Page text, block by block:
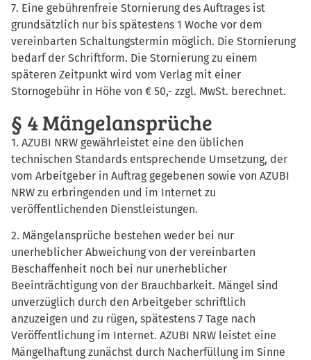
7. Eine gebührenfreie Stornierung des Auftrages ist
grundsätzlich nur bis spätestens 1 Woche vor dem
vereinbarten Schaltungstermin möglich. Die Stornierung
bedarf der Schriftform. Die Stornierung zu einem
späteren Zeitpunkt wird vom Verlag mit einer
Stornogebühr in Höhe von € 50,- zzgl. MwSt. berechnet.
§ 4 Mängelansprüche
1. AZUBI NRW gewährleistet eine den üblichen
technischen Standards entsprechende Umsetzung, der
vom Arbeitgeber in Auftrag gegebenen sowie von AZUBI
NRW zu erbringenden und im Internet zu
veröffentlichenden Dienstleistungen.
2. Mängelansprüche bestehen weder bei nur
unerheblicher Abweichung von der vereinbarten
Beschaffenheit noch bei nur unerheblicher
Beeinträchtigung von der Brauchbarkeit. Mängel sind
unverzüglich durch den Arbeitgeber schriftlich
anzuzeigen und zu rügen, spätestens 7 Tage nach
Veröffentlichung im Internet. AZUBI NRW leistet eine
Mängelhaftung zunächst durch Nacherfüllung im Sinne